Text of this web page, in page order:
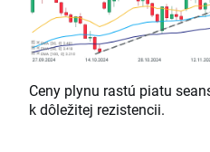
Ceny plynu rastú piatu
k dôležitej rezistencii.